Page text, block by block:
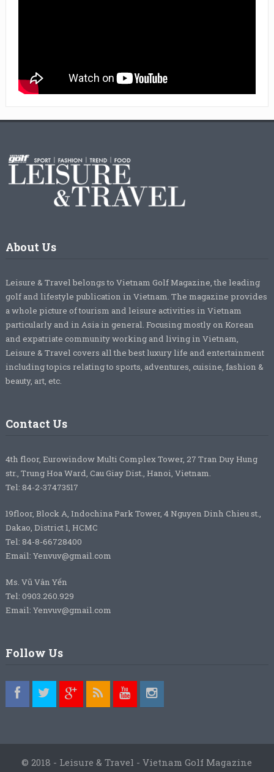
About Us
Leisure & Travel belongs to Vietnam Golf Magazine, the leading
golf and lifestyle publication in Vietnam. The magazine provides
a whole picture of tourism and leisure activities in Vietnam
particularly and in Asia in general. Focusing mostly on Korean
and expatriate community working and living in Vietnam,
Leisure & Travel covers all the best luxury life and entertainment
including topics relating to sports, adventures, cuisine, fashion &
beauty, art, etc.
Contact Us
4th floor, Eurowindow Multi Complex Tower, 27 Tran Duy Hung
str., Trung Hoa Ward, Cau Giay Dist., Hanoi, Vietnam.
Tel: 84-2-37473517
19floor, Block A, Indochina Park Tower, 4 Nguyen Dinh Chieu st.,
Dakao, District 1, HCMC
Tel: 84-8-66728400
Email: Yenvuv@gmail.com
Ms. Vũ Vân Yến
Tel: 0903.260.929
Email: Yenvuv@gmail.com
Follow Us
© 2018 - Leisure & Travel - Vietnam Golf Magazine